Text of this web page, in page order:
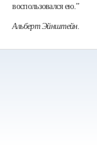
воспользовался ею.”
Альберт Эйнштейн.